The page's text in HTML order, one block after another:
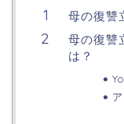
母の復讐
母の復讐
は？